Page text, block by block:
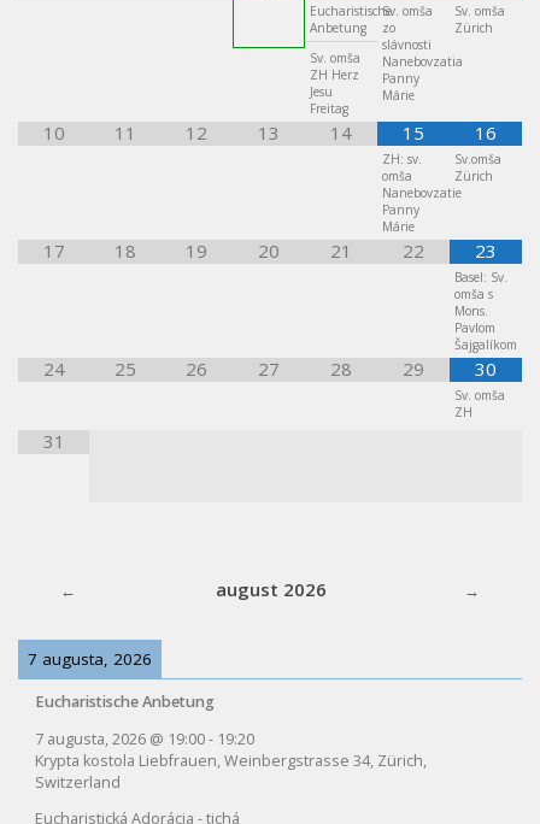
Eucharistische
Anbetung
Sv. omša
ZH Herz
Jesu
Freitag
Sv. omša
zo
slávnosti
Nanebovzatia
Panny
Márie
Sv. omša
Zürich
10 11 12 13 14 15
ZH: sv.
omša
Nanebovzatie
Panny
Márie
16
Sv.omša
Zürich
17 18 19 20 21 22 23
Basel: Sv.
omša s
Mons.
Pavlom
Šajgalíkom
24 25 26 27 28 29 30
Sv. omša
ZH
31
august 2026
7 augusta, 2026
Eucharistische Anbetung
7 augusta, 2026 @ 19:00- 19:20
Krypta kostola Liebfrauen, Weinbergstrasse 34, Zürich,
Switzerland
Eucharistická Adorácia - tichá